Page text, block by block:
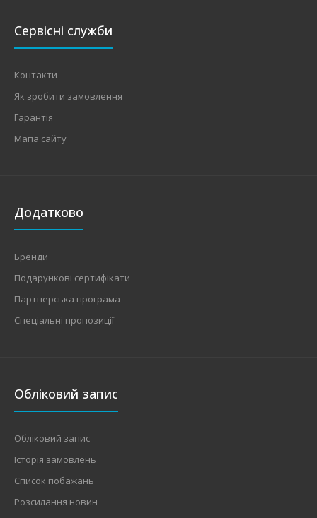
Сервісні служби
Контакти
Як зробити замовлення
Гарантія
Мапа сайту
Додатково
Бренди
Подарункові сертифікати
Партнерська програма
Спеціальні пропозиції
Обліковий запис
Обліковий запис
Історія замовлень
Список побажань
Розсилання новин